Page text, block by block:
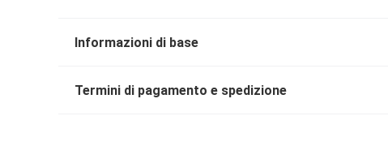
Informazioni di base
Termini di pagamento e spedizione